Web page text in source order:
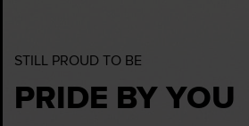
STILL PROUD TO BE
PRIDE BY YOU